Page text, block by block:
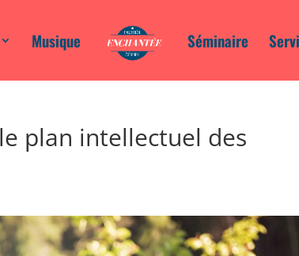
Musique Séminaire
plan intellectuel des